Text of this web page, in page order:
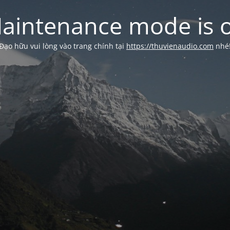
mode is
hữu vui lòng vào trang chính tại https://thuvienaudio.com